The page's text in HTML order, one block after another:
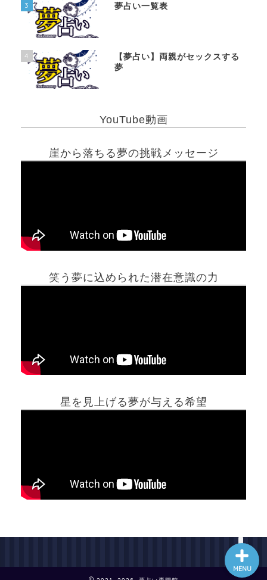
3 夢占い一覧表
4
【夢占い】両親がセックスする
夢
YouTube動画
崖から落ちる夢の挑戦メッセージ
笑う夢に込められた潜在意識の力
星を見上げる夢が与える希望
MENU
ホーム
最新記事動画